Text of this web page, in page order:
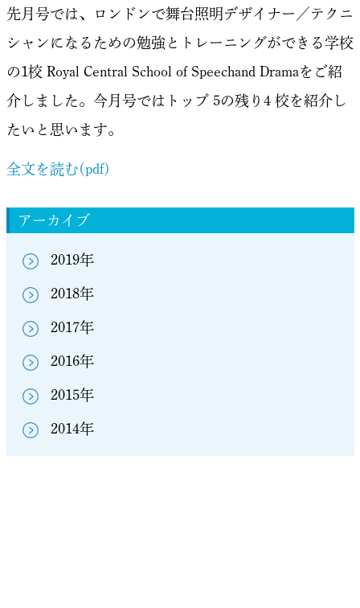
アーカイブ
2019年
2018年
2017年
2016年
2015年
2014年
先月号では、ロンドンで舞台照明デザイナー／テクニ
シャンになるための勉強とトレーニングができる学校
の1校 Royal Central School of Speechand Dramaをご紹
介しました。今月号ではトップ 5の残り4 校を紹介し
たいと思います。
全文を読む(pdf)